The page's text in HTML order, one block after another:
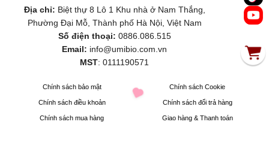
Địa chỉ: Biệt thự 8 Lô 1 Khu nhà ở Nam Thắng,
Phường Đại Mỗ, Thành phố Hà Nội, Việt Nam
Số điện thoại: 0886.086.515
Email: info@umibio.com.vn
MST: 0111190571
Chính sách bảo mật Chính sách Cookie
Chính sách điều khoản Chính sách đổi trả hàng
Chính sách mua hàng Giao hàng & Thanh toán